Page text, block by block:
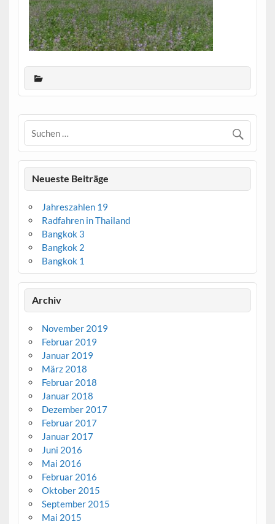
Neueste Beiträge
Jahreszahlen 19
Radfahren in Thailand
Bangkok 3
Bangkok 2
Bangkok 1
Archiv
November 2019
Februar 2019
Januar 2019
März 2018
Februar 2018
Januar 2018
Dezember 2017
Februar 2017
Januar 2017
Juni 2016
Mai 2016
Februar 2016
Oktober 2015
September 2015
Mai 2015